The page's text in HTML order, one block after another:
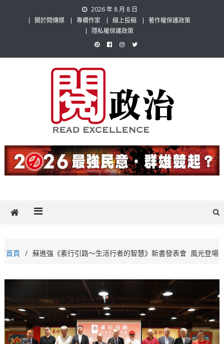
2026 年 8 月 8 日
關於閱傳媒
專欄作家 線上投稿
著作權保護政策
隱私權保護政策
閱政治 Read Gov News
題，也要專業評論，閱政治與多元的政治評論家與專欄作家邀稿合作，
讓讀者有最多元和專業的選擇。
首頁 蘇進強《素行引路～生活行者的智慧》新書發表會 風光登場